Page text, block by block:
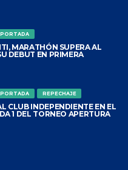
PORTADA
MARATHÓN SUPERA AL
DEBUT EN PRIMERA
PORTADA REPECHAJE
CLUB INDEPENDIENTE EN EL
1 DEL TORNEO APERTURA